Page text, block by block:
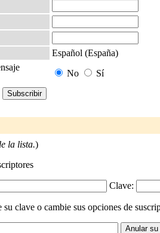
Español (España)
No Sí
la lista.)
Clave:
clave o cambie sus opciones de